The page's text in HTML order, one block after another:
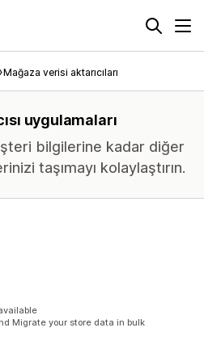
Mağaza verisi aktarıcıları
uygulamaları
bilgilerine kadar diğer
taşımayı kolaylaştırın.
Migrate your store data in bulk